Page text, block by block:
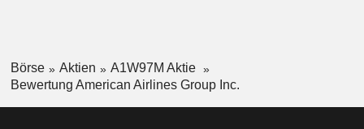
Börse Aktien
A1W97M Aktie
Bewertung American Airlines Group Inc.